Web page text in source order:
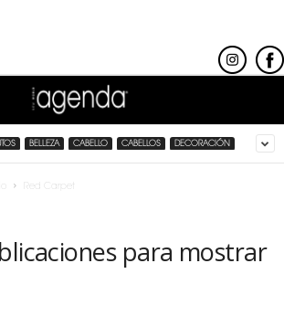
BELLEZA CABELLO CABELLOS DECORACIÓN
Red Carpet
para mostrar